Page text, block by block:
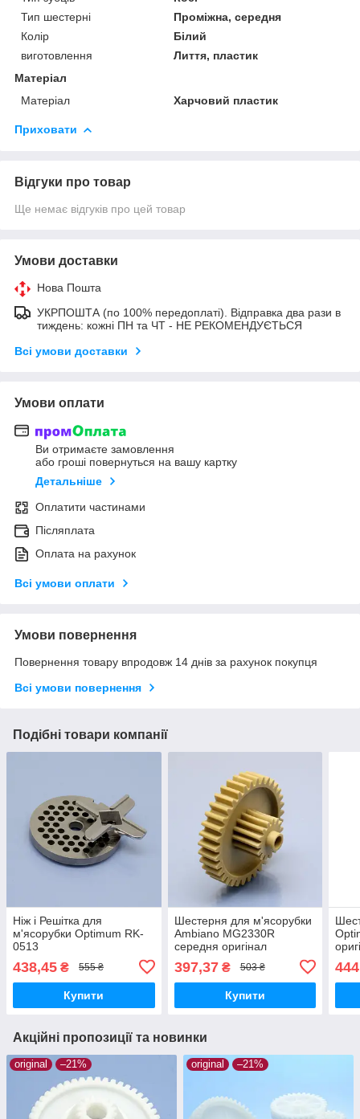
Тип шестерні
Проміжна, середня
Колір
Білий
виготовлення
Лиття, пластик
Матеріал
Матеріал
Харчовий пластик
Приховати
Відгуки про товар
Ще немає відгуків про цей товар
Умови доставки
Нова Пошта
УКРПОШТА (по 100% передоплаті). Відправка два рази в
тиждень: кожні ПН та ЧТ - НЕ РЕКОМЕНДУЄТЬСЯ
Всі умови доставки
Умови оплати
Ви отримаєте замовлення
або гроші повернуться на вашу картку
Детальніше
Оплатити частинами
Післяплата
Оплата на рахунок
Всі умови оплати
Умови повернення
Повернення товару впродовж 14 днів за рахунок покупця
Всі умови повернення
Подібні товари компанії
Ніж і Решітка для
м'ясорубки Optimum RK-
0513
438,45 ₴ 555 ₴
Купити
Шестерня для м'ясорубки
Ambiano MG2330R
середня оригінал
397,37₴ 503 ₴
Купити
Акційні пропозиції та новинки
original –21% original –21%